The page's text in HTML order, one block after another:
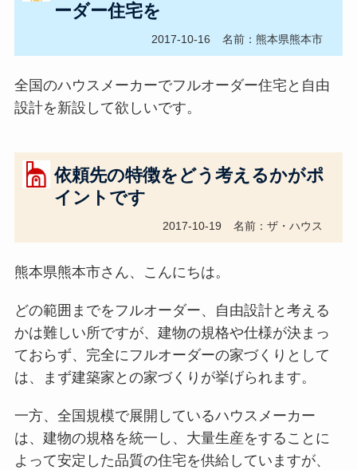
ーダー住宅を
2017-10-16 名前：熊本県熊本市
全国のハウスメーカーでフルオーダー住宅と自由
設計を新設して欲しいです。
依頼先の特徴をどう考えるかがポ
イントです
2017-10-19 名前：ザ・ハウス
熊本県熊本市さん、こんにちは。
どの範囲までをフルオーダー、自由設計と考える
かは難しい所ですが、建物の規格や仕様が決まっ
ておらず、完全にフルオーダーの家づくりとして
は、まず建築家との家づくりが挙げられます。
一方、全国規模で展開しているハウスメーカー
は、建物の規格を統一し、大量生産をすることに
よって安定した品質の住宅を供給していますが、